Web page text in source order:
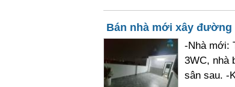
Bán nhà mới xây đường
-Nhà mới:
3WC, nhà
sân sau. -